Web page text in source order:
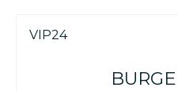
VIP24